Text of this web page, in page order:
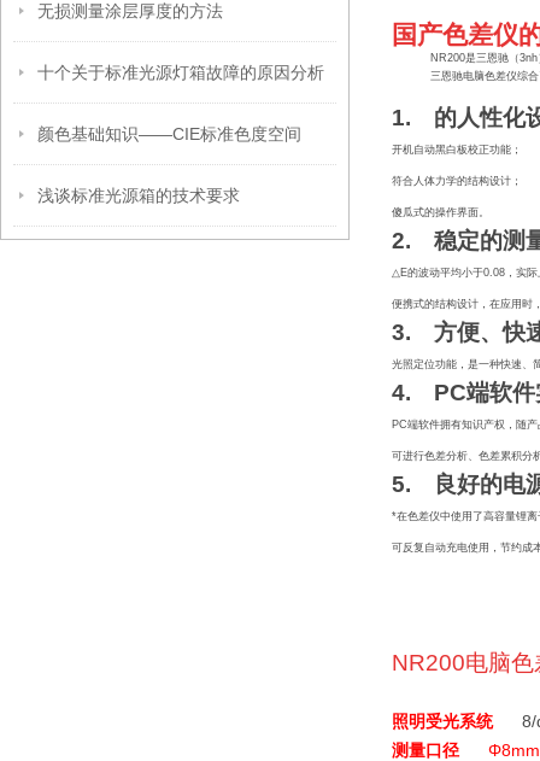
无损测量涂层厚度的方法
十个关于标准光源灯箱故障的原因分析
颜色基础知识——CIE标准色度空间
浅谈标准光源箱的技术要求
国产色差仪
NR200是三恩驰（
三恩驰电脑色差仪综
1. 的人性化
开机自动黑白板校正功能；
符合人体力学的结构设计；
傻瓜式的操作界面。
2. 稳定的测
△E的波动平均小于0.08，实
便携式的结构设计，在应用时
3. 方便、快
光照定位功能，是一种快速、
4. PC端软件
PC端软件拥有知识产权，随
可进行色差分析、色差累积分
5. 良好的电
*在色差仪中使用了高容量锂离
可反复自动充电使用，节约成
NR200电脑
照明受光系统8/
测量口径
Φ8mm